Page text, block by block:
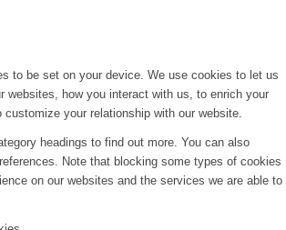
to be set on your device. We use cookies to let us
websites, how you interact with us, to enrich your
your relationship with our website.
headings to find out more. You can also
Note that blocking some types of cookies
on our websites and the services we are able to